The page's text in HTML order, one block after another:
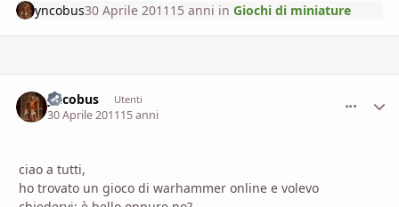
yncobus30 Aprile 2011 15 anni inGiochi di miniature
yncobus Utenti
30 Aprile 201115 anni
ciao a tutti,
ho trovato un gioco di warhammer online e volevo